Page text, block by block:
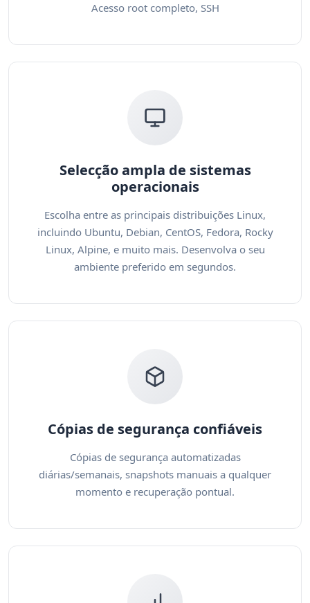
Acesso root completo, SSH
Selecção ampla de sistemas
operacionais
Escolha entre as principais distribuições Linux,
incluindo Ubuntu, Debian, CentOS, Fedora, Rocky
Linux, Alpine, e muito mais. Desenvolva o seu
ambiente preferido em segundos.
Cópias de segurança confiáveis
Cópias de segurança automatizadas
diárias/semanais, snapshots manuais a qualquer
momento e recuperação pontual.